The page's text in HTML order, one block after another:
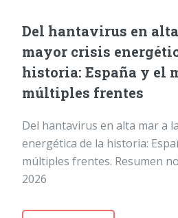
Del hantavirus en
mayor crisis
historia: España y el
múltiples frentes
Del hantavirus en alta mar a
energética de la historia:
múltiples frentes. Resumen
2026